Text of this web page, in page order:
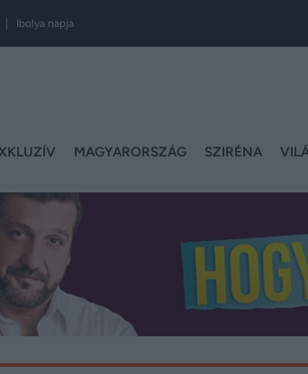
| Ibolya napja
MAGYARORSZÁG SZIRÉNA